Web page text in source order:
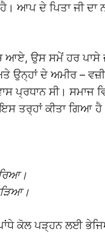
ਆਪ ਦੇ ਪਿਤਾ ਜੀ ਦਾ
ਆਏ, ਉਸ ਸਮੇਂ ਹਰ ਪਾਸੇ
ਉਨ੍ਹਾਂ ਦੇ ਅਮੀਰ –
ਪ੍ਰਧਾਨ ਸੀ। ਸਮਾਜ
ਤਰ੍ਹਾਂ ਕੀਤਾ ਗਿਆ ਹੈ
ਕੋਲ ਪੜ੍ਹਨ ਲਈ